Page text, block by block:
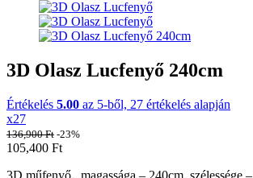
3D Olasz Lucfenyő 240cm
Értékelés 5.00 az 5-ből, 27 értékelés alapján
x27
136,900Ft -23%
105,400 Ft
3D műfenyő, magassága – 240cm, szélessége